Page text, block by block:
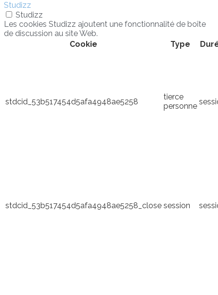
Studizz
Studizz
Les cookies Studizz ajoutent une fonctionnalité de boîte
de discussion au site Web.
Cookie
Type
stdcid_53b517454d5afa4948ae5258
tierce
personne
stdcid_53b517454d5afa4948ae5258_close session